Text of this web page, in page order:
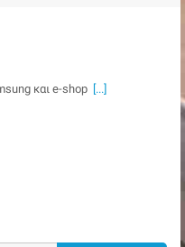
και e-shop [...]